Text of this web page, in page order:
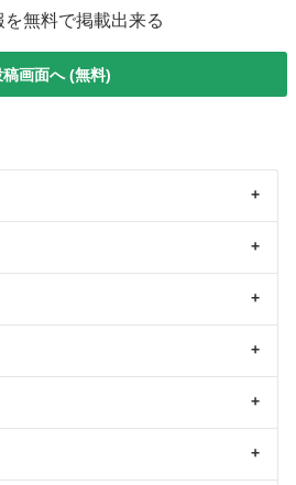
を無料で掲載出来る
稿画面へ (無料)